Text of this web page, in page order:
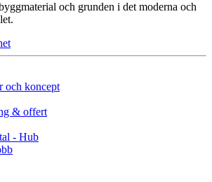
och grunden i det moderna och
och koncept
& offert
- Hub